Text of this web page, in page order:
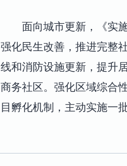
面向城市更新，《实
强化民生改善，推进完整
线和消防设施更新，提升
商务社区。强化区域综合
目孵化机制，主动实施一